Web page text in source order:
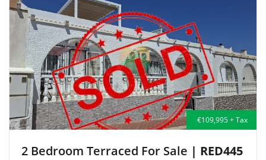
€109,995 + Tax
2 Bedroom Terraced For Sale | RED445